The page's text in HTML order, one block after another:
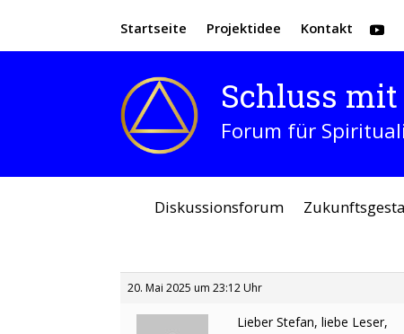
Startseite Projektidee Kontakt
Schluss
Forum für
Diskussionsforum
20. Mai 2025 um 23:12 Uhr
Lieber Stefan, liebe Leser,